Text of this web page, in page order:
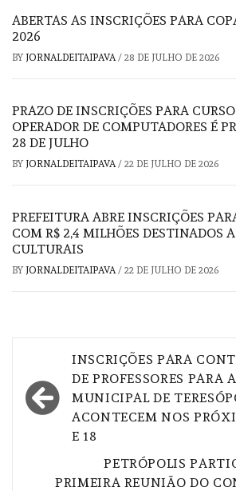
ABERTAS AS INSCRIÇÕES PARA
2026
BY JORNALDEITAIPAVA/ 28 DE JULHO DE 2026
PRAZO DE INSCRIÇÕES PARA
OPERADOR DE COMPUTADORES É
28 DE JULHO
BY JORNALDEITAIPAVA/ 22 DE JULHO DE 2026
PREFEITURA ABRE INSCRIÇÕES
COM R$ 2,4 MILHÕES DESTINADOS A
CULTURAIS
BY JORNALDEITAIPAVA/ 22 DE JULHO DE 2026
Navegação
de
Post
INSCRIÇÕES PARA
DE PROFESSORES PARA
MUNICIPAL DE
ACONTECEM NOS
E 18
PETRÓPOLIS
PRIMEIRA REUNIÃO DO